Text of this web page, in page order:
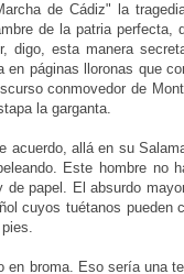
de Cádiz" la
de la patria perfecta,
digo, esta manera
páginas lloronas que
conmovedor de
la garganta.
acuerdo, allá en su
Este hombre no
papel. El absurdo
cuyos tuétanos
en broma. Eso sería una